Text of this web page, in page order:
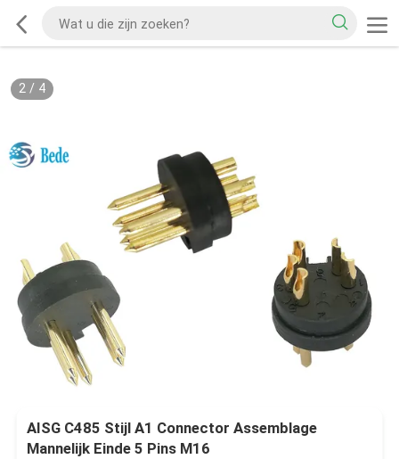
2/ 4
AISG C485 Stijl A1 Connector Assemblage
Mannelijk Einde 5 Pins M16